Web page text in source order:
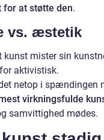
for at støtte den.
vs. æstetik
kunst mister sin
aktivistisk.
netop i spændingen
virkningsfulde
samvittighed mødes.